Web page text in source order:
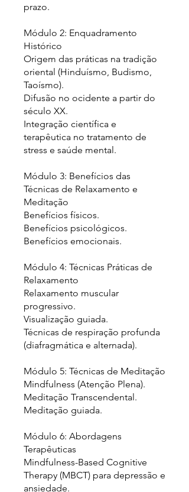
prazo.
Módulo 2: Enquadramento
Histórico
Origem das práticas na tradição
oriental (Hinduísmo, Budismo,
Taoísmo).
Difusão no ocidente a partir do
século XX.
Integração científica e
terapêutica no tratamento de
stress e saúde mental.
Módulo 3: Benefícios das
Técnicas de Relaxamento e
Meditação
Benefícios físicos.
Benefícios psicológicos.
Benefícios emocionais.
Módulo 4: Técnicas Práticas de
Relaxamento
Relaxamento muscular
progressivo.
Visualização guiada.
Técnicas de respiração profunda
(diafragmática e alternada).
Módulo 5: Técnicas de Meditação
Mindfulness (Atenção Plena).
Meditação Transcendental.
Meditação guiada.
Módulo 6: Abordagens
Terapêuticas
Mindfulness-Based Cognitive
Therapy (MBCT) para depressão e
ansiedade.